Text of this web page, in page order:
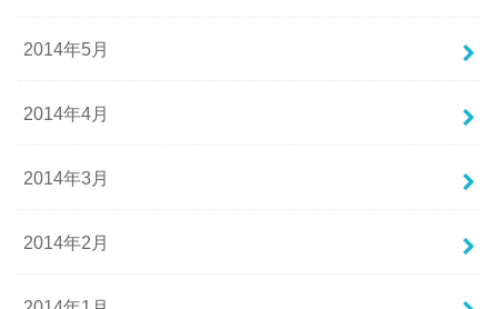
2014年5月
2014年4月
2014年3月
2014年2月